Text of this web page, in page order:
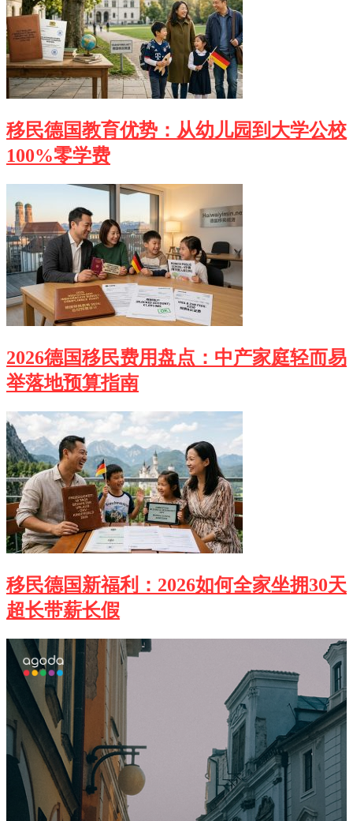
移民德国教育优势：从幼儿园到大学公校
100%零学费
2026德国移民费用盘点：中产家庭轻而易
举落地预算指南
移民德国新福利：2026如何全家坐拥30天
超长带薪长假